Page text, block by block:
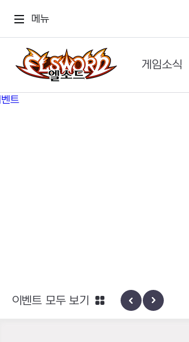
메뉴
게임소식
공지사항
신규 지역 네블론
이벤트 모두 보기